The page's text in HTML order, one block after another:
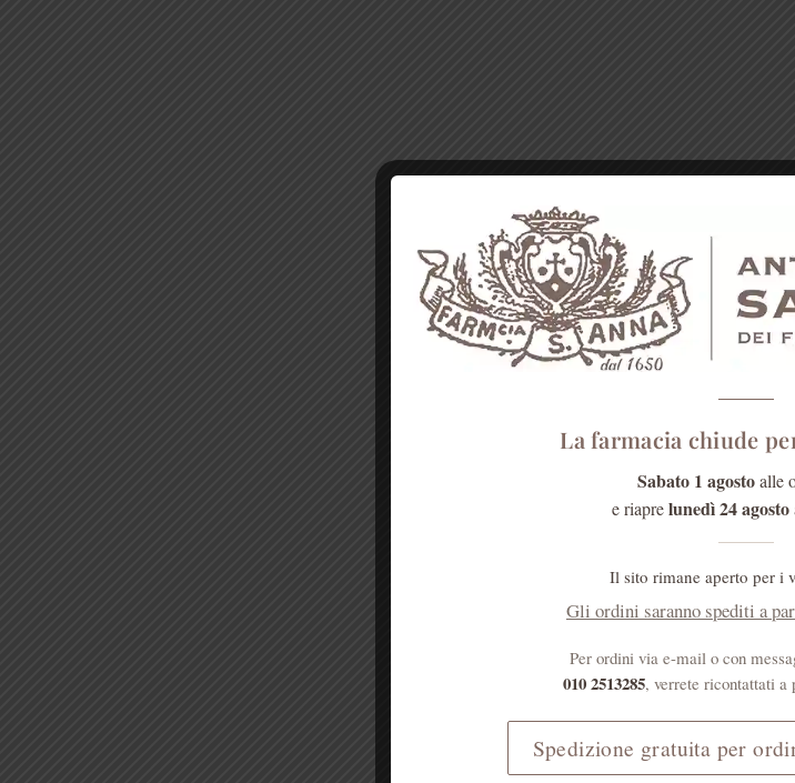
La farmacia chiude
Sabato 1 agostoalle
e riaprelunedì 24 agosto
Il sito rimane aperto per i
Gli ordini saranno spediti a
Per ordini via e-mail o con
010 2513285, verrete ricontattati a
Spedizione gratuita per